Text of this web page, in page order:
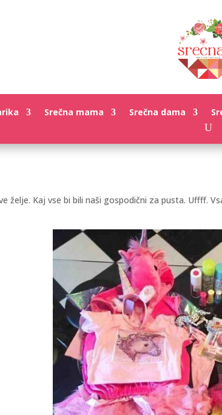
Srečna mama Srečna dama
želje. Kaj vse bi bili naši gospodični za pusta. Uffff.